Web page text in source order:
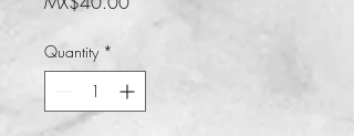
Quantity *